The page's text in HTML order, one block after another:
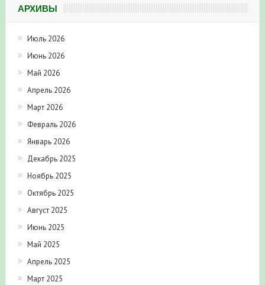
АРХИВЫ
Июль 2026
Июнь 2026
Май 2026
Апрель 2026
Март 2026
Февраль 2026
Январь 2026
Декабрь 2025
Ноябрь 2025
Октябрь 2025
Август 2025
Июнь 2025
Май 2025
Апрель 2025
Март 2025